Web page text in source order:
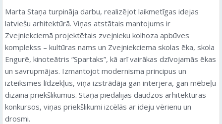
Marta Staņa turpināja darbu, realizējot laikmetīgas idejas
latviešu arhitektūrā. Viņas atstātais mantojums ir
Zvejniekciemā projektētais zvejnieku kolhoza apbūves
komplekss – kultūras nams un Zvejniekciema skolas ēka, skola
Engurē, kinoteātris “Spartaks”, kā arī vairākas dzīvojamās ēkas
un savrupmājas. Izmantojot modernisma principus un
izteiksmes līdzekļus, viņa izstrādāja gan interjera, gan mēbeļu
dizaina priekšlikumus. Staņa piedalījās daudzos arhitektūras
konkursos, viņas priekšlikumi izcēlās ar ideju vērienu un
drosmi.